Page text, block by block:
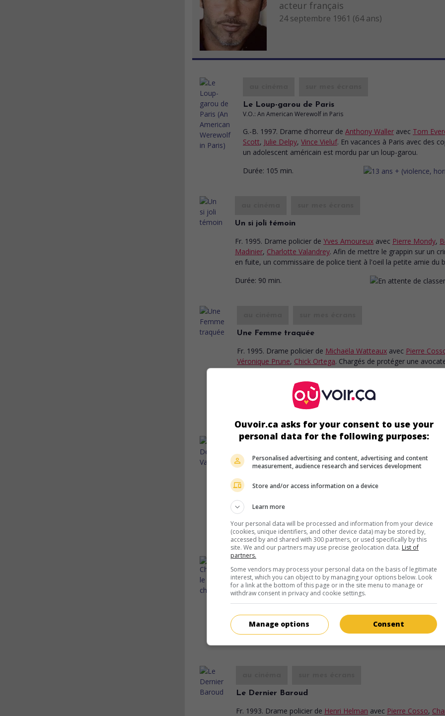
acteur français
24 septembre 1961 (64 ans)
Le Loup-garou de Paris
V.O.: An American Werewolf in Paris
G.-B. 1997. Drame d'horreur de Anthony Waller avec Tom
Scott, Julie Delpy, Vince Vieluf. En vacances à Paris avec des
un adolescent américain est mordu par un loup-garou.
Durée: 105 min.
Un si joli témoin
Fr. 1995. Drame policier de Yves Amoureux avec Pierre Mondy,
Madinier, Charlotte Valandrey. Afin de mettre le grappin sur un
en fuite, un commissaire de police tient à l'oeil la petite amie du
Durée: 90 min.
Une Femme traquée
Fr. 1995. Drame policier de Michaëla Watteaux avec Pierre
Véronique Prune, Chick Ortega. Chargés de protéger une
prétend avoir été agressée, trois flics membres d'une équipe de
réalisent vite que la femme leur a menti et cache un lourd secret.
La Dernière Vague
Fr. 1995. Drame policierde Arnaud Sélignac
Véronique Prune,Chick Ortega. Trois flics membres d'une
choc sont envoyés en mission dans le Sud de la France pour
sur le meurtre d'un député amateur de surf.
Durée: 91 min.
sur mes écrans
Charlemagne, le prince à cheval
Fr. 1994. Drame historiquede Clive Donner avec Christian
empereur Charlemagne.
Le Dernier Baroud
Fr. 1993. Drame policier de Henri Helman avec Pierre Cosso,
Ouvoir.ca asks for your consent to use your
personal data for the following purposes:
Personalised advertising and content, advertising and content
measurement, audience research and services development
Store and/or access information on a device
Learn more
Your personal data will be processed and information from your device
(cookies, unique identifiers, and other device data) may be stored by,
accessed by and shared with 300 partners, or used specifically by this
site. We and our partners may use precise geolocation data. List of
partners.
Some vendors may process your personal data on the basis of legitimate
interest, which you can object to by managing your options below. Look
for a link at the bottom of this page or in the site menu to manage or
withdraw consent in privacy and cookie settings.
Consent
Manage options